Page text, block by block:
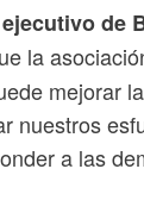
de
la
mejorar
nuestros
a las